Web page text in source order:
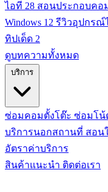
ไอที 28 สอนประกอบคอ
Windows 12 รีวิวอุปกรณ์
ทิปเด็ด 2
ดูบทความทั้งหมด
ซ่อมคอมตั้งโต๊ะ ซ่อมโน้
บริการนอกสถานที่ สอน
อัตราค่าบริการ
สินค้าแนะนำ ติดต่อเรา